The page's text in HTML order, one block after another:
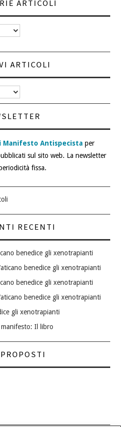
ARTICOLI
ARTICOLI
Antispecista per
sul sito web. La newsletter
fissa.
RECENTI
benedice gli xenotrapianti
benedice gli xenotrapianti
benedice gli xenotrapianti
benedice gli xenotrapianti
gli xenotrapianti
manifesto: Il libro